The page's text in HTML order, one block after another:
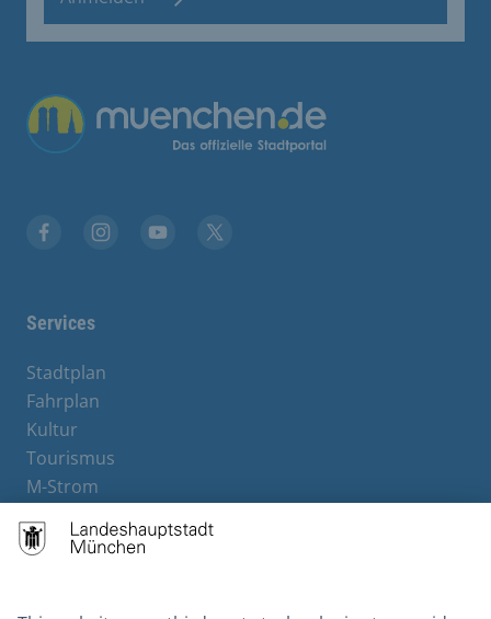
Übergreifende Links
Services
Stadtplan
Fahrplan
Kultur
Tourismus
M-Strom
Hotels